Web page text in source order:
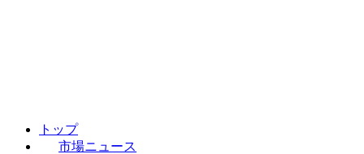
トップ
市場ニュース